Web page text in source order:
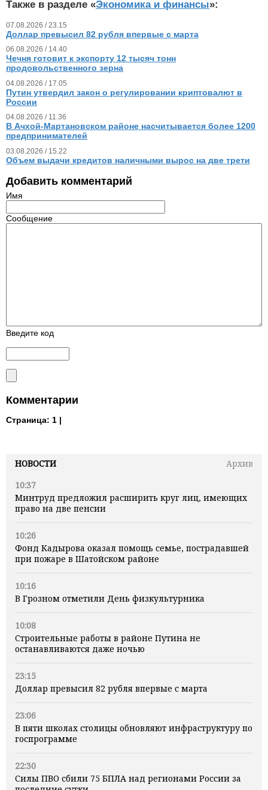
НОВОСТИ
Архив
10:37
Минтруд предложил расширить круг лиц, имеющих
право на две пенсии
10:26
Фонд Кадырова оказал помощь семье, пострадавшей
при пожаре в Шатойском районе
10:16
В Грозном отметили День физкультурника
10:08
Строительные работы в районе Путина не
останавливаются даже ночью
23:15
Доллар превысил 82 рубля впервые с марта
23:06
В пяти школах столицы обновляют инфраструктуру по
госпрограмме
22:30
Силы ПВО сбили 75 БПЛА над регионами России за
Также в разделе «Экономика и финансы»:
07.08.2026 / 23.15
Доллар превысил 82 рубля впервые с марта
06.08.2026 / 14.40
Чечня готовит к экспорту 12 тысяч тонн
продовольственного зерна
04.08.2026 / 17.05
Путин утвердил закон о регулировании криптовалют в
России
04.08.2026 / 11.36
В Ачхой-Мартановском районе насчитывается более 1200
предпринимателей
03.08.2026 / 15.22
Объем выдачи кредитов наличными вырос на две трети
Добавить комментарий
Имя
Сообщение
Введите код
Комментарии
Страница: 1 |